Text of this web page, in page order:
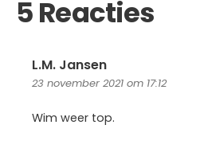
5 Reacties
L.M. Jansen
23 november 2021 om 17:12
Wim weer top.